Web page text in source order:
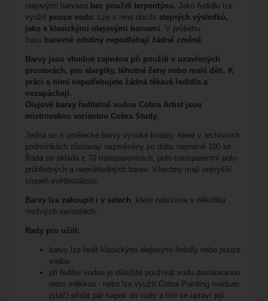
olejovými barvami bez použití terpentýnu. Jako ředidlo lze
využít pouze vodu. Lze s nimi docílit stejných výsledků,
jako s klasickými olejovými barvami. V průběhu
času barevné odstíny nepodléhají žádné změně.
Barvy jsou vhodné zejména při použití v uzavřených
prostorách, pro alergiky, těhotné ženy nebo malé děti. K
práci s nimi nepotřebujete žádná těkavá ředidla a
nezapáchají.
Olejové barvy ředitelné vodou Cobra Artist jsou
mistrovskou variantou Cobra Study.
Jedná se o umělecké barvy vysoké kvality, které v archivních
podmínkách zůstávají nezměněny po dobu nejméně 100 let.
Řada se skládá z 70 transparentních, polo-transparentní polo-
průhledných a neprůhledných barev. Všechny mají nejvyšší
stupeň světlostálosti.
Barvy lze zakoupit i v setech, které nabízíme v několika
možných variantách.
Rady pro užití:
barvy lze ředit klasickými olejovými ředidly nebo pouze
vodou
při ředění vodou je důležité používat vodu destilovanou
nebo měkkou - nebo lze využít Cobra Painting medium
(stačí přidat pár kapek do vody a tím se upraví její